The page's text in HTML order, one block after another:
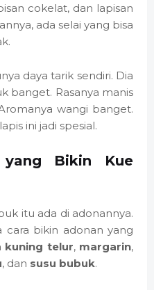
cokelat, dan lapisan
ada selai yang bisa
daya tarik sendiri. Dia
banget. Rasanya manis
wangi banget.
ini jadi spesial.
yang Bikin Kue
itu ada di adonannya.
cara bikin adonan yang
kuning telur, margarin,
, dan susu bubuk.